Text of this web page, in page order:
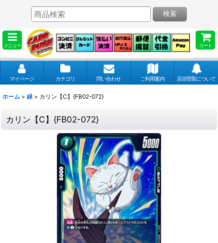
メニュー カート
検索
マイページ カテゴリ 問い合わせ ご利用案内 店頭受取について
ホーム > 緑 > カリン【C】{FB02-072}
カリン【C】{FB02-072}